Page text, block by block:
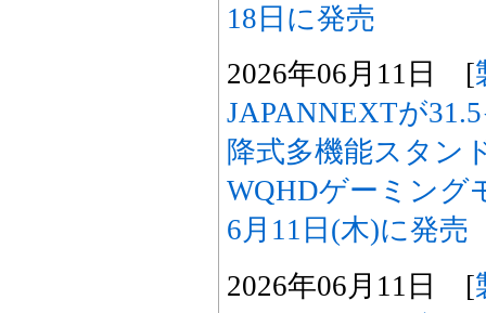
18日に発売
2026年06月11日 [
JAPANNEXTが
降式多機能スタン
WQHDゲーミング
6月11日(木)に発売
2026年06月11日 [